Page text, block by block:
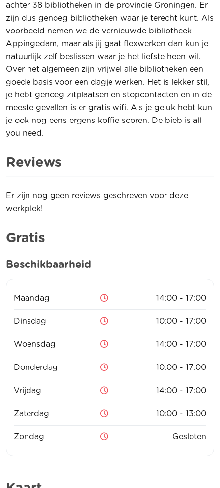
achter 38 bibliotheken in de provincie Groningen. Er
zijn dus genoeg bibliotheken waar je terecht kunt. Als
voorbeeld nemen we de vernieuwde bibliotheek
Appingedam, maar als jij gaat flexwerken dan kun je
natuurlijk zelf beslissen waar je het liefste heen wil.
Over het algemeen zijn vrijwel alle bibliotheken een
goede basis voor een dagje werken. Het is lekker stil,
je hebt genoeg zitplaatsen en stopcontacten en in de
meeste gevallen is er gratis wifi. Als je geluk hebt kun
je ook nog eens ergens koffie scoren. De bieb is all
you need.
Reviews
Er zijn nog geen reviews geschreven voor deze
werkplek!
Gratis
Beschikbaarheid
Maandag 14:00 - 17:00
Dinsdag 10:00 - 17:00
Woensdag 14:00 - 17:00
Donderdag 10:00 - 17:00
Vrijdag 14:00 - 17:00
Zaterdag 10:00 - 13:00
Zondag Gesloten